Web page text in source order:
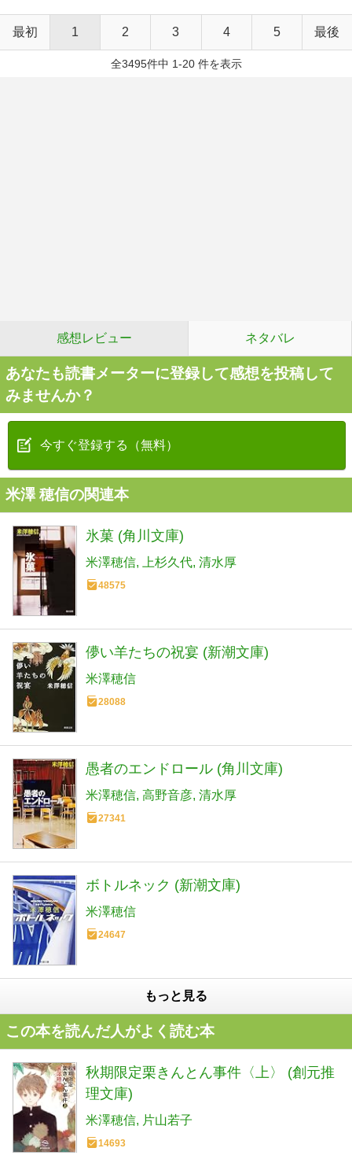
最初 1 2 3 4 5 最後
全3495件中 1-20 件を表示
感想レビュー ネタバレ
あなたも読書メーターに登録して感想を投稿して
みませんか？
今すぐ登録する（無料）
米澤 穂信の関連本
氷菓 (角川文庫)
米澤穂信 上杉久代 清水厚
48575
儚い羊たちの祝宴 (新潮文庫)
米澤穂信
28088
愚者のエンドロール (角川文庫)
米澤穂信 高野音彦 清水厚
27341
ボトルネック (新潮文庫)
米澤穂信
24647
もっと見る
この本を読んだ人がよく読む本
秋期限定栗きんとん事件〈上〉 (創元推
理文庫)
米澤穂信 片山若子
14693